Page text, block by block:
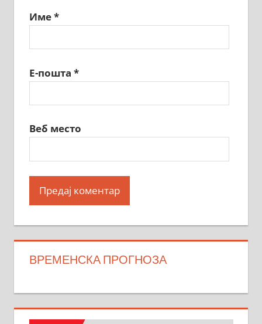
Име*
Е-пошта *
Веб место
ВРЕМЕНСКА ПРОГНОЗА